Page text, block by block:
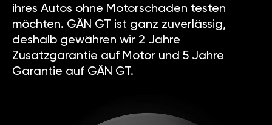
ihres Autos ohne Motorschaden testen
möchten. GÄN GT ist ganz zuverlässig,
deshalb gewähren wir 2 Jahre
Zusatzgarantie auf Motor und 5 Jahre
Garantie auf GÄN GT.